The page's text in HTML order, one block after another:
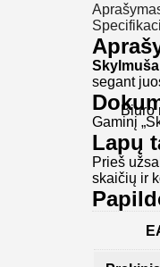
Biuro
segant
Gaminį
Lapų
Prieš
skaičių ir